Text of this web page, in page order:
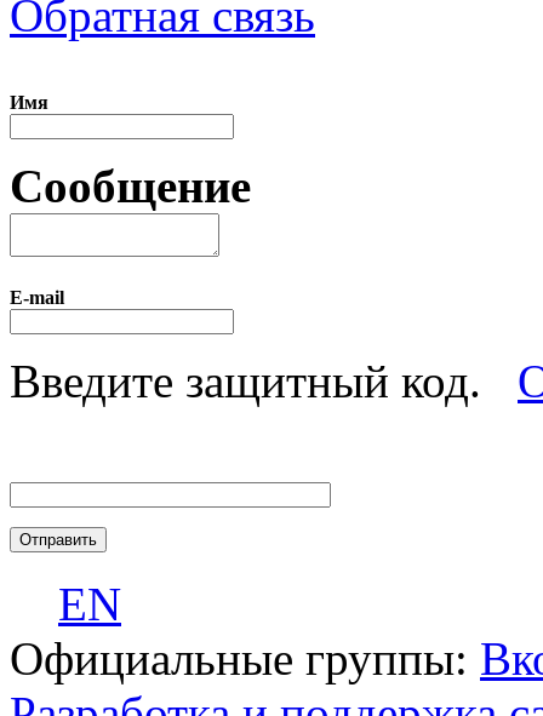
Обратная связь
Имя
Сообщение
E-mail
Введите защитный код.
EN
Официальные группы: